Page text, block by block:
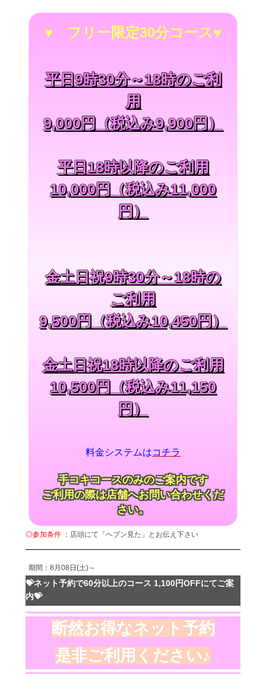
♥ フリー限定30分コース♥
平日9時30分～18時のご利
用
9,000円（税込み9,900円）
平日18時以降のご利用
10,000円（税込み11,000
円）
金土日祝9時30分～18時の
ご利用
9,500円（税込み10,450円）
金土日祝18時以降のご利用
10,500円（税込み11,150
円）
料金システムはコチラ
手コキコースのみのご案内です
ご利用の際は店舗へお問い合わせくだ
さい。
◎参加条件 ：店頭にて「ヘブン見た」とお伝え下さい
期間：8月08日(土)～
💝ネット予約で60分以上のコース 1,100円OFFにてご案
内💝
断然お得なネット予約
是非ご利用ください♪